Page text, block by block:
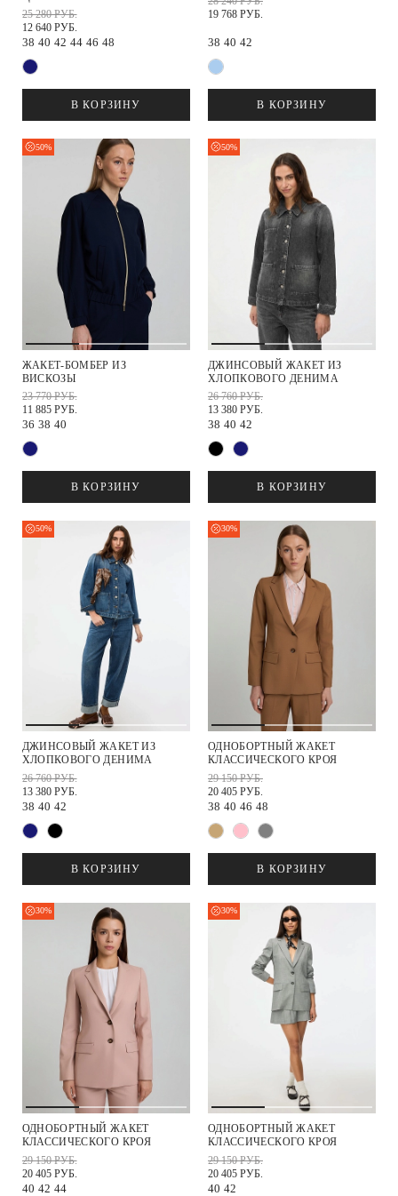
25 280 РУБ.
12 640 РУБ.
38 40 42 44 46 48
В КОРЗИНУ
19 768 РУБ.
38 40 42
В КОРЗИНУ
50%
ЖАКЕТ-БОМБЕР ИЗ
ВИСКОЗЫ
23 770 РУБ.
11 885 РУБ.
36 38 40
В КОРЗИНУ
50%
ДЖИНСОВЫЙ ЖАКЕТ ИЗ
ХЛОПКОВОГО ДЕНИМА
26 760 РУБ.
13 380 РУБ.
38 40 42
В КОРЗИНУ
50%
ДЖИНСОВЫЙ ЖАКЕТ ИЗ
ХЛОПКОВОГО ДЕНИМА
26 760 РУБ.
13 380 РУБ.
38 40 42
В КОРЗИНУ
30%
ОДНОБОРТНЫЙ ЖАКЕТ
КЛАССИЧЕСКОГО КРОЯ
29 150 РУБ.
20 405 РУБ.
38 40 46 48
В КОРЗИНУ
30%
ОДНОБОРТНЫЙ ЖАКЕТ
КЛАССИЧЕСКОГО КРОЯ
29 150 РУБ.
20 405 РУБ.
40 42 44
30%
ОДНОБОРТНЫЙ ЖАКЕТ
КЛАССИЧЕСКОГО КРОЯ
29 150 РУБ.
20 405 РУБ.
40 42